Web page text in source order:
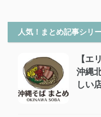
人気！まとめ記事シリ
【エ
沖縄
しい